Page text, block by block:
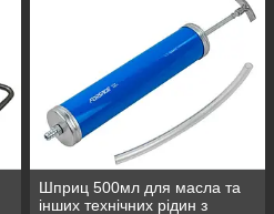
Шприц 500мл для масла та
інших технічних рідин з